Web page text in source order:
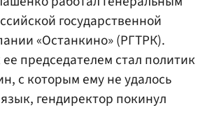
государственной
«Останкино» (РГТРК).
ее председателем стал политик
с которым ему не удалось
гендиректор покинул